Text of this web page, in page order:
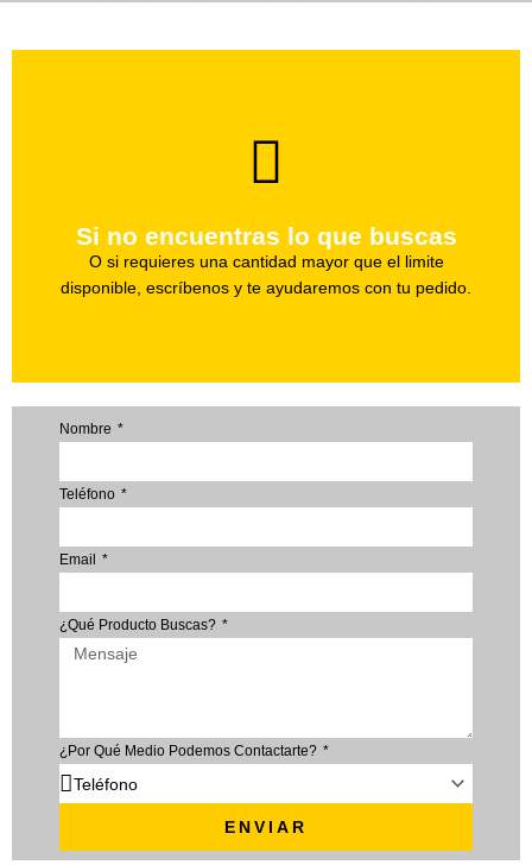
Si no encuentras lo que buscas
O si requieres una cantidad mayor que el limite
disponible, escríbenos y te ayudaremos con tu pedido.
Haz tu pedido
Nombre
Teléfono
Email
¿Qué Producto Buscas?
¿Por Qué Medio Podemos Contactarte?
ENVIAR